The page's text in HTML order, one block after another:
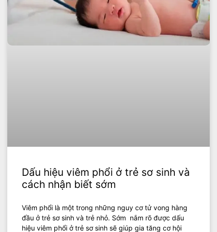
Dấu hiệu viêm phổi ở trẻ sơ sinh và
cách nhận biết sớm
Viêm phổi là một trong những nguy cơ tử vong hàng
đầu ở trẻ sơ sinh và trẻ nhỏ. Sớm nắm rõ được dấu
hiệu viêm phổi ở trẻ sơ sinh sẽ giúp gia tăng cơ hội